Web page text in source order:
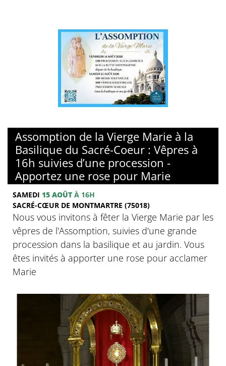
Assomption de la Vierge Marie à la
Basilique du Sacré-Coeur : Vêpres à
16h suivies d’une procession -
Apportez une rose pour Marie
SAMEDI 15 AOÛT À 16H
SACRÉ-CŒUR DE MONTMARTRE (75018)
Nous vous invitons à fêter la Vierge Marie par les
vêpres de l'Assomption, suivies d'une grande
procession dans la basilique et au jardin. Vous
êtes invités à apporter une rose pour acclamer
Marie